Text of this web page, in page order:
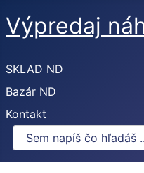
Výpredaj
SKLAD ND
Bazár ND
Kontakt